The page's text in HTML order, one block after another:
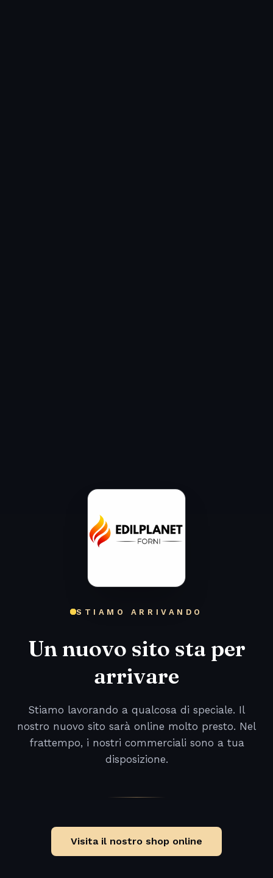
STIAMO ARRIVANDO
Un nuovo sito sta per
arrivare
Stiamo lavorando a qualcosa di speciale. Il
nostro nuovo sito sarà online molto presto. Nel
frattempo, i nostri commerciali sono a tua
disposizione.
Visita il nostro shop online